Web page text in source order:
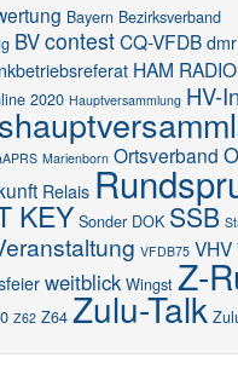
Bayern Bezirksverband
BVcontestCQ-VFDB dmr
HAM
2020 Hauptversammlung HV-
Marienborn Ortsverband
Relais
KEY Sonder DOK SSB
VFDB75 VHV
weitblick Wingst Z-
Z62 Z64 Zulu-Talk